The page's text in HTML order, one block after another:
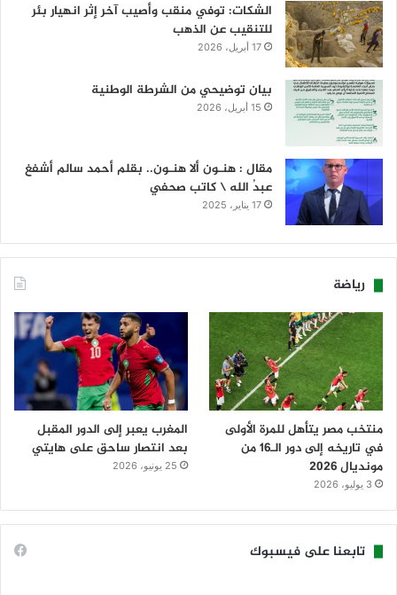
الشكات: توفي منقب وأصيب آخر إثر انهيار بئر
للتنقيب عن الذهب
17 أبريل، 2026
بيان توضيحي من الشرطة الوطنية
15 أبريل، 2026
مقال : هنـون ألا هنـون.. بقلم أحمد سالم أشفغ
عبدُ الله \ كاتب صحفي
17 يناير، 2025
رياضة
منتخب مصر يتأهل للمرة الأولى
في تاريخه إلى دور الـ16 من
مونديال 2026
3 يوليو، 2026
المغرب يعبر إلى الدور المقبل
بعد انتصار ساحق على هايتي
25 يونيو، 2026
تابعنا على فيسبوك